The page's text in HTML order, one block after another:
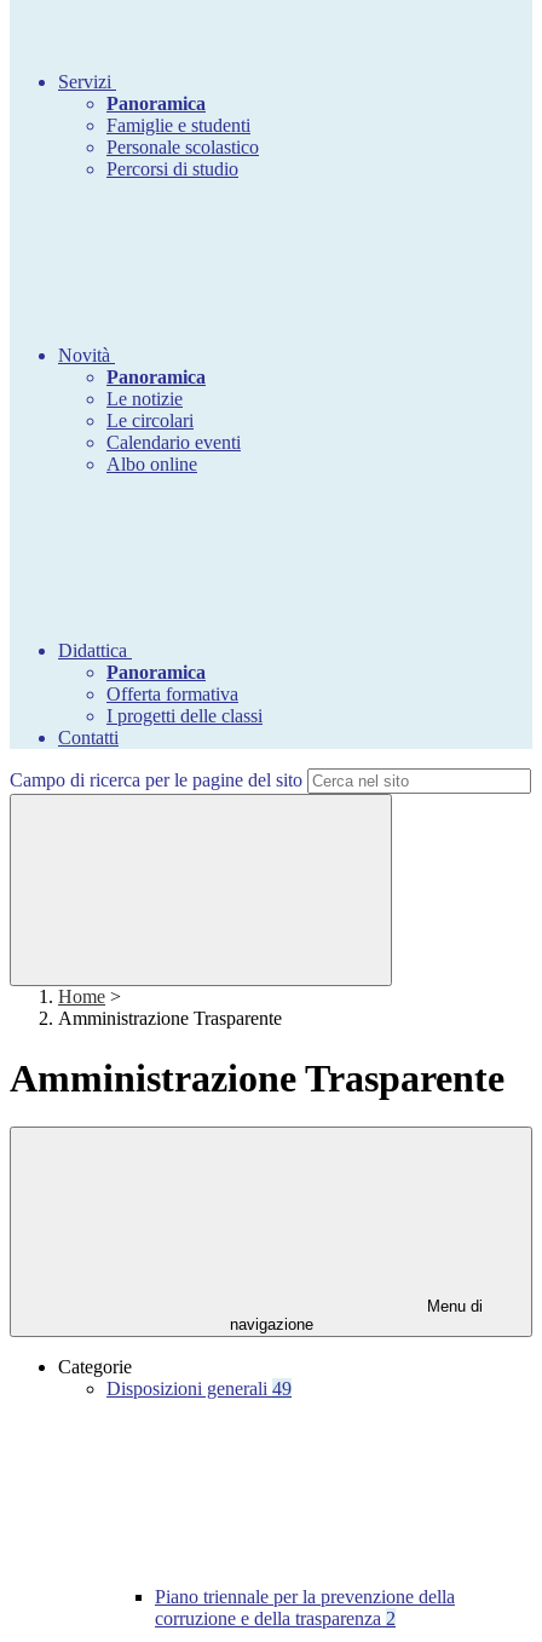
Servizi
Panoramica
Famiglie e studenti
Personale scolastico
Percorsi di studio
Novità
Panoramica
Le notizie
Le circolari
Calendario eventi
Albo online
Didattica
Panoramica
Offerta formativa
I progetti delle classi
Contatti
Campo di ricerca per le pagine del sito
Home >
Amministrazione Trasparente
Amministrazione Trasparente
Menu di
navigazione
Categorie
Disposizioni generali 49
Piano triennale per la prevenzione della
corruzione e della trasparenza 2